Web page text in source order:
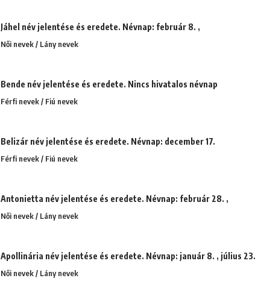
Jáhel név jelentése és eredete. Névnap: február 8. ,
Női nevek / Lány nevek
Bende név jelentése és eredete. Nincs hivatalos névnap
Férfi nevek / Fiú nevek
Belizár név jelentése és eredete. Névnap: december 17.
Férfi nevek / Fiú nevek
Antonietta név jelentése és eredete. Névnap: február 28. ,
Női nevek / Lány nevek
Apollinária név jelentése és eredete. Névnap: január 8. , július 23.
Női nevek / Lány nevek